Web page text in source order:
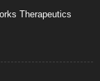
Therapeutics